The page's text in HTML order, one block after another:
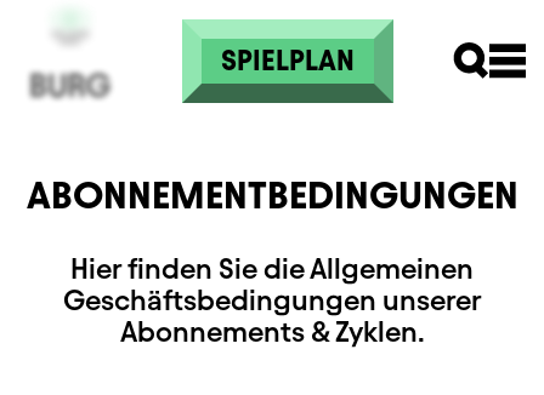
Direkt zum Inhalt
SPIELPLAN
ABONNEMENTBEDINGUNGEN
Hier finden Sie die Allgemeinen
Geschäftsbedingungen unserer
Abonnements & Zyklen.